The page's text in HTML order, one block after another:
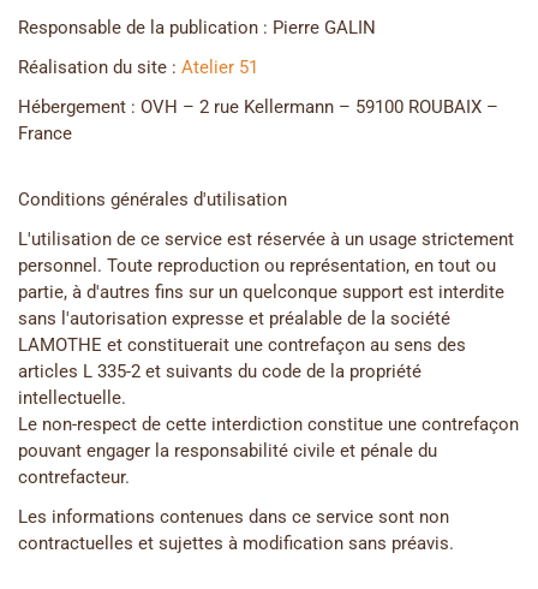
Responsable de la publication : Pierre GALIN
Réalisation du site : Atelier 51
Hébergement : OVH – 2 rue Kellermann – 59100 ROUBAIX –
France
Conditions générales d'utilisation
L'utilisation de ce service est réservée à un usage strictement
personnel. Toute reproduction ou représentation, en tout ou
partie, à d'autres fins sur un quelconque support est interdite
sans l'autorisation expresse et préalable de la société
LAMOTHE et constituerait une contrefaçon au sens des
articles L 335-2 et suivants du code de la propriété
intellectuelle.
Le non-respect de cette interdiction constitue une contrefaçon
pouvant engager la responsabilité civile et pénale du
contrefacteur.
Les informations contenues dans ce service sont non
contractuelles et sujettes à modification sans préavis.